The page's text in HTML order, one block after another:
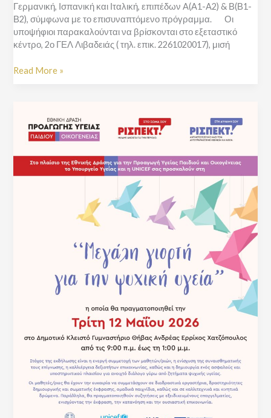
Γερμανική, Ισπανική και Ιταλική, επιπέδων A(A1-A2) & Β(Β1-
Β2), σύμφωνα με το επισυναπτόμενο πρόγραμμα. Οι
υποψήφιοι παρακαλούνται να βρίσκονται στο εξεταστικό
κέντρο, 2ο ΓΕΛ Λιβαδειάς ( τηλ. επικ. 2261020017), μισή
Read More »
Δράσης
Υγείας